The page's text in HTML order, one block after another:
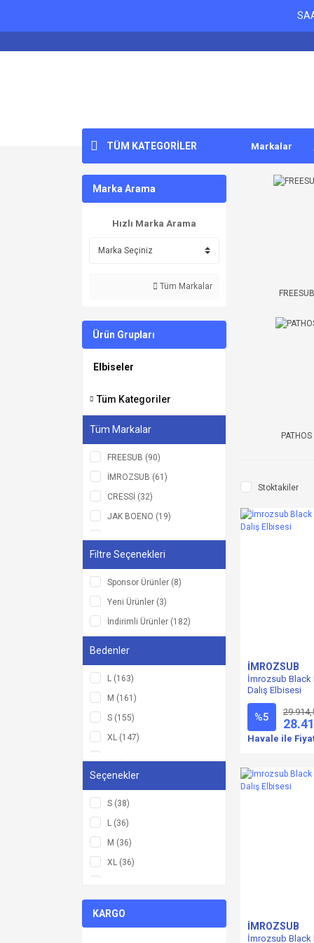
TÜM KATEGORİLER Markalar
Marka Arama
Hızlı Marka Arama
Tüm Markalar
Ürün Grupları
Elbiseler
Tüm Kategoriler
Tüm Markalar
FREESUB (90)
İMROZSUB (61)
CRESSİ (32)
JAK BOENO (19)
PATHOS (4)
BEUCHAT (3)
Labrax (2)
SPORASUB (2)
Hecs Aquatic (1)
Filtre Seçenekleri
Sponsor Ürünler (8)
Yeni Ürünler (3)
İndirimli Ürünler (182)
Bedenler
L (163)
M (161)
S (155)
XL (147)
XXXL (45)
2XL (22)
XS (14)
3XL (11)
11-12 Yaş (2)
13-14 Yaş (2)
3-4 Yaş (2)
Seçenekler
S (38)
L (36)
M (36)
XL (36)
XXXL (13)
KARGO
FREESUB
PATHOS
Stoktakiler
İMROZSUB
İmrozsub Black
Dalış Elbisesi
%5
Havale ile
İMROZSUB
İmrozsub Black